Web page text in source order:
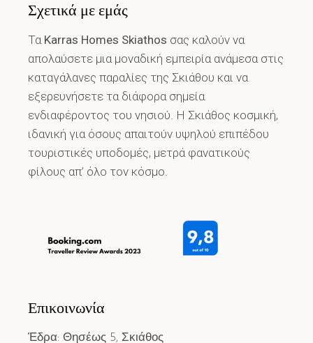
Σχετικά με εμάς
Τα Karras Homes Skiathos σας καλούν να
απολαύσετε μια μοναδική εμπειρία ανάμεσα στις
καταγάλανες παραλίες της Σκιάθου και να
εξερευνήσετε τα διάφορα σημεία
ενδιαφέροντος του νησιού. Η Σκιάθος κοσμική,
ιδανική για όσους απαιτούν υψηλού επιπέδου
τουριστικές υποδομές, μετρά φανατικούς
φίλους απ’ όλο τον κόσμο.
Επικοινωνία
Έδρα: Θησέως 5, Σκιάθος